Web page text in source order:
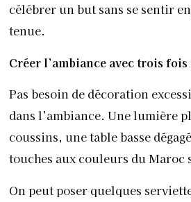
célébrer un but sans se sentir
tenue.
Créer l’ambiance avec trois
Pas besoin de décoration
dans l’ambiance. Une lumière
coussins, une table basse
touches aux couleurs du Maroc
On peut poser quelques